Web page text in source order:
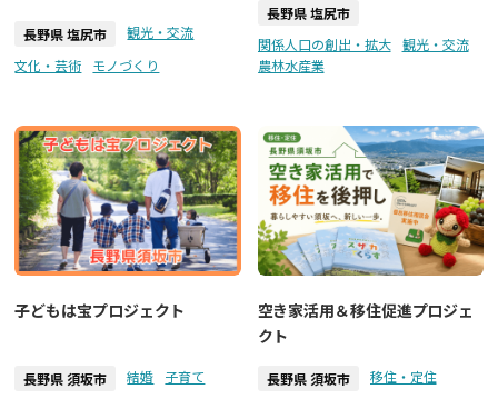
長野県 塩尻市
観光・交流
文化・芸術
モノづくり
長野県 塩尻市
関係人口の創出・拡大
観光・交流
農林水産業
子どもは宝プロジェクト
長野県 須坂市 結婚 子育て
空き家活用＆移住促進プロジェ
クト
長野県 須坂市 移住・定住